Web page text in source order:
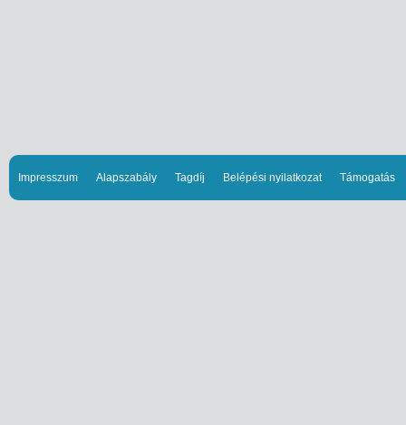
Impresszum Alapszabály Tagdíj Belépési nyilatkozat Támogatás